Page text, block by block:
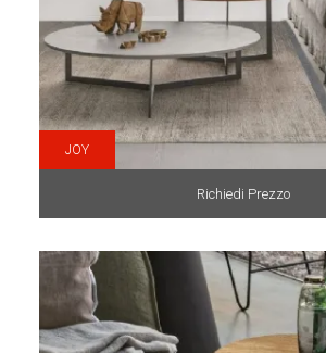
JOY
Richiedi Prezzo